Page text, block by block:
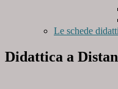
Le schede
Didattica a